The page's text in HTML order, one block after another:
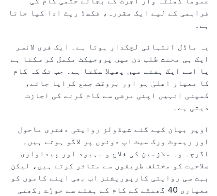
فراہمی کے لیے ایک مقررہ، فکسڈ ریٹ ادا کیا جاتا
ہے۔
یہ ماڈل انتہائی لچکدار ہوتا ہے۔ ایک فری لانسر
ایک ہی محنت طلب دن میں پروجیکٹ مکمل کر سکتا ہے
یا اسے ایک ہفتے میں پھیلا سکتا ہے۔ جب تک کہ کام
کا معیار اعلیٰ ہو اور بروقت جمع کرایا جائے،
کمپنی انہیں اپنی مرضی سے کام کرنے کی اجازت
دیتی ہے۔
اوپر بیان کیے گئے شیڈولز روایتی دفتری ماحول
اور ریموٹ ورک سیٹ اپ دونوں پر لاگو ہوتے ہیں۔
اگرچہ وہ ملازمین کی فلاح و بہبود اور پیداواری
صلاحیت کو مختلف طریقوں سے متاثر کرتے ہیں، لیکن
بہت سی روایتی کارپوریشنز اب بھی اپنے کاموں کو
معیاری 40 گھنٹے کے کام کے ہفتے سے جوڑے رکھتی